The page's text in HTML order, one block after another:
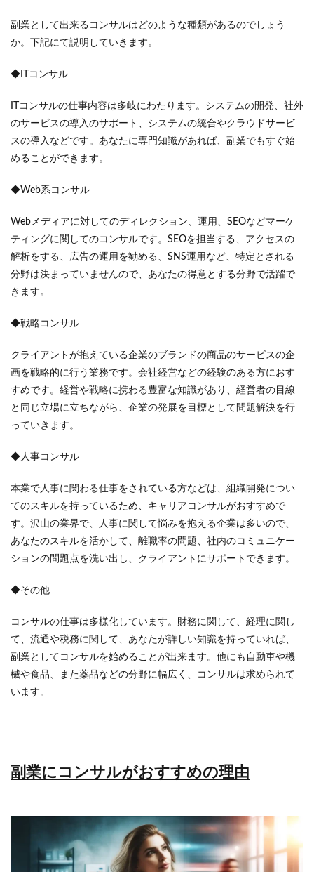
副業として出来るコンサルはどのような種類があるのでしょう
か。下記にて説明していきます。
◆ITコンサル
ITコンサルの仕事内容は多岐にわたります。システムの開発、社外
のサービスの導入のサポート、システムの統合やクラウドサービ
スの導入などです。あなたに専門知識があれば、副業でもすぐ始
めることができます。
◆Web系コンサル
Webメディアに対してのディレクション、運用、SEOなどマーケ
ティングに関してのコンサルです。SEOを担当する、アクセスの
解析をする、広告の運用を勧める、SNS運用など、特定とされる
分野は決まっていませんので、あなたの得意とする分野で活躍で
きます。
◆戦略コンサル
クライアントが抱えている企業のブランドの商品のサービスの企
画を戦略的に行う業務です。会社経営などの経験のある方におす
すめです。経営や戦略に携わる豊富な知識があり、経営者の目線
と同じ立場に立ちながら、企業の発展を目標として問題解決を行
っていきます。
◆人事コンサル
本業で人事に関わる仕事をされている方などは、組織開発につい
てのスキルを持っているため、キャリアコンサルがおすすめで
す。沢山の業界で、人事に関して悩みを抱える企業は多いので、
あなたのスキルを活かして、離職率の問題、社内のコミュニケー
ションの問題点を洗い出し、クライアントにサポートできます。
◆その他
コンサルの仕事は多様化しています。財務に関して、経理に関し
て、流通や税務に関して、あなたが詳しい知識を持っていれば、
副業としてコンサルを始めることが出来ます。他にも自動車や機
械や食品、また薬品などの分野に幅広く、コンサルは求められて
います。
副業にコンサルがおすすめの理由